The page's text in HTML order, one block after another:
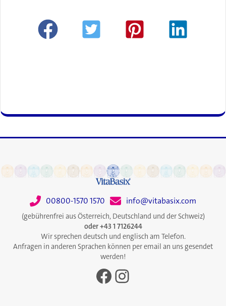
00800-1570 1570 info@vitabasix.com
(gebührenfrei aus Österreich, Deutschland und der Schweiz)
oder +43 1 7126244
Wir sprechen deutsch und englisch am Telefon.
Anfragen in anderen Sprachen können per email an uns gesendet
werden!
Facebook
Instagram